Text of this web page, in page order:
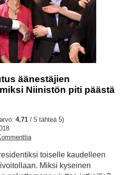
äänestäjien
Niinistön piti päästä
4,71 / 5 tähteä 5)
toiselle kaudelleen
Miksi kyseinen